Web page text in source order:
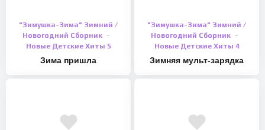
"Зимушка-Зима" Зимний /
Новогодний Сборник
Новые Детские Хиты 5
Зима пришла
"Зимушка-Зима" Зимний /
Новогодний Сборник
Новые Детские Хиты 4
Зимняя мульт-зарядка